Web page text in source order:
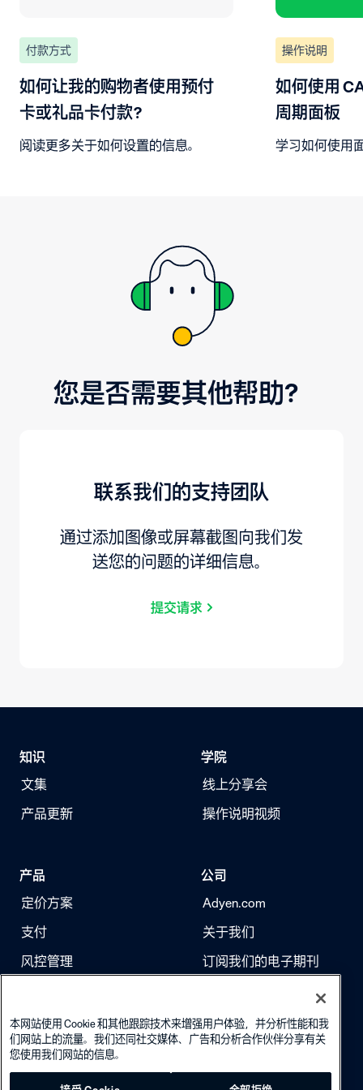
付款方式
如何让我的购物者使用预付
卡或礼品卡付款？
阅读更多关于如何设置的信息。
操作说明
如何使用
周期面板
学习如何使用
您是否需要其他帮助？
联系我们的支持团队
通过添加图像或屏幕截图向我们发
送您的问题的详细信息。
提交请求
知识
文集
产品更新
学院
线上分享会
操作说明视频
产品
定价方案
支付
风控管理
公司
Adyen.com
关于我们
订阅我们的电子期刊
本网站使用 Cookie 和其他跟踪技术来增强用户体验，并分析性能和我
们网站上的流量。我们还同社交媒体、广告和分析合作伙伴分享有关
您使用我们网站的信息。